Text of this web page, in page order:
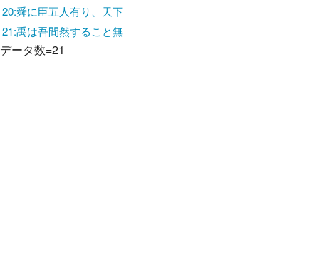
20:舜に臣五人有り、天下
21:禹は吾間然すること無
データ数=21